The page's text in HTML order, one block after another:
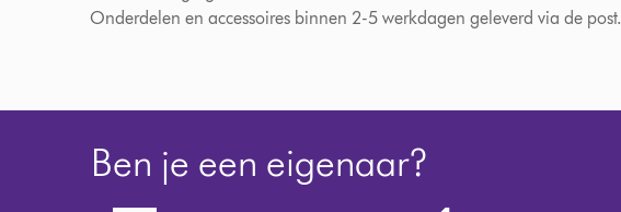
Onderdelen en accessoires binnen 2-5 werkdagen geleverd via de post.
Ben je een eigenaar?